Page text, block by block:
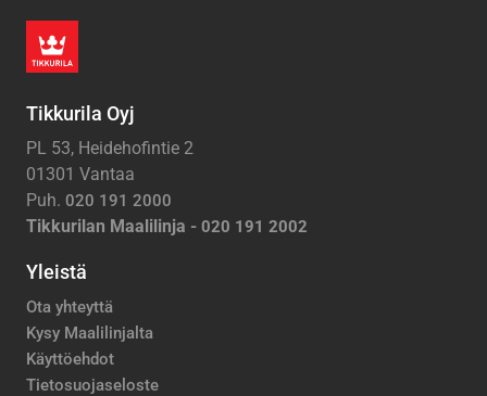
Tikkurila Oyj
PL 53, Heidehofintie 2
01301 Vantaa
Puh. 020 191 2000
Tikkurilan Maalilinja - 020 191 2002
Yleistä
Ota yhteyttä
Kysy Maalilinjalta
Käyttöehdot
Tietosuojaseloste